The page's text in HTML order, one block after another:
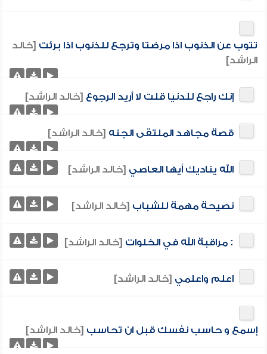
تتوب عن الذنوب اذا مرضتا وترجع للذنوب اذا برئت [خالد
الراشد]
إنك راجع للدنيا قلت لا أريد الرجوع [خالد الراشد]
قصة مجاهد الملتقى الجنه [خالد الراشد]
الله يناديك أيها العاصي [خالد الراشد]
نصيحة مهمة للشباب [خالد الراشد]
: مراقبة الله في الخلوات [خالد الراشد]
اعلم واعلمي [خالد الراشد]
إسمع و حاسب نفسك قبل ان تحاسب [خالد الراشد]